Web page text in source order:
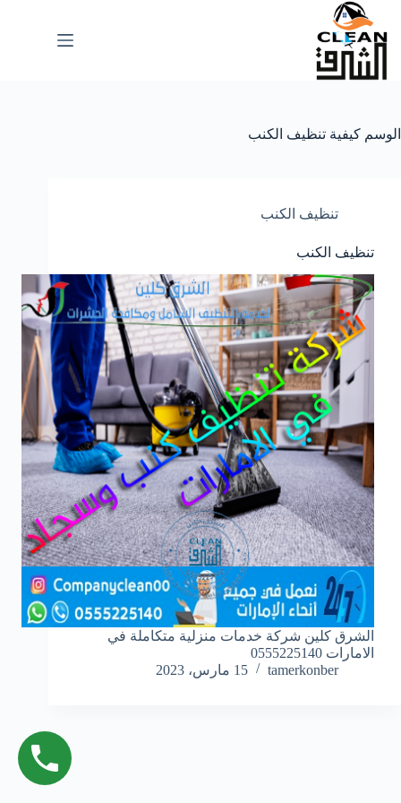
التجاوز
المحتوى
الوسم كيفية تنظيف الكنب
تنظيف الكنب
تنظيف الكنب
الشرق كلين شركة خدمات منزلية متكاملة في
الامارات 0555225140
tamerkonber
15 مارس، 2023